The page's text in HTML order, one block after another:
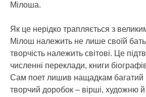
Мілоша.
Як це нерідко трапляється з
Мілош належить не лише своїй
творчість належить світові. Це
численні переклади, книги
Сам поет лишив нащадкам багатий і
творчий доробок – вірші, художню й